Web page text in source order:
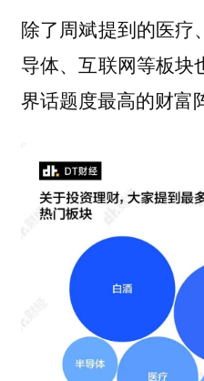
除了周斌提到的医疗
导体、互联网等板块
界话题度最高的财富